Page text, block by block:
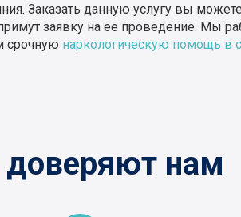
Заказать данную услугу вы
заявку на ее проведение. Мы
срочную наркологическую помощь в
нам